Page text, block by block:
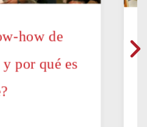
how de
por qué es